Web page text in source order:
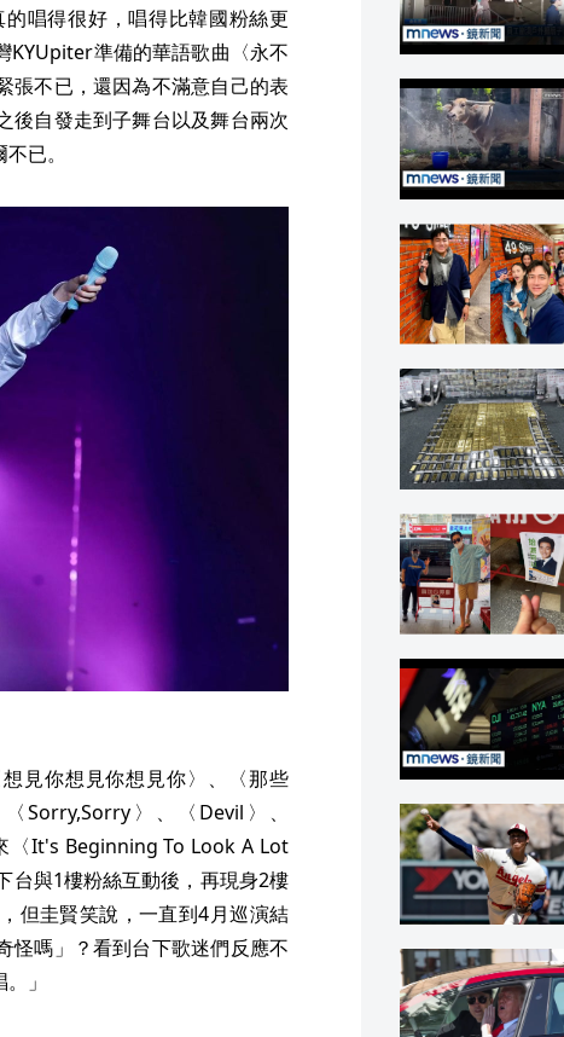
唱得很好，唱得比韓國粉絲更
KYUpiter準備的華語歌曲〈永不
張不已，還因為不滿意自己的表
後自發走到子舞台以及舞台兩次
已。
見你想見你想見你〉、〈那些
Sorry,Sorry〉、〈Devil〉、
〈It's Beginning To Look A Lot
與1樓粉絲互動後，再現身2樓
但圭賢笑說，一直到4月巡演結
怪嗎」？看到台下歌迷們反應不
」